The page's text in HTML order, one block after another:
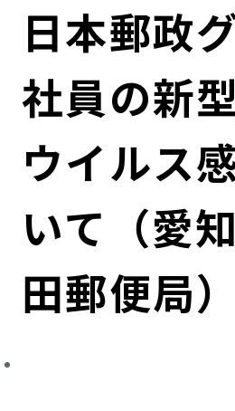
コンプライアンス
ガバナンス
コンダクト向上の取組み
ローカル共創イニシアティブ
個人投資家のみなさまへ
株式情報
財務情報・IR資料
IRニュース
担当役員メッセージ
サステナビリティマネジメント
持続可能な金融のフレームワーク
環境
日本郵政
社員の新
ウイルス
いて（愛
田郵便局）